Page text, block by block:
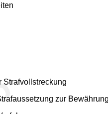
Strafvollstreckung
zur Bewährung